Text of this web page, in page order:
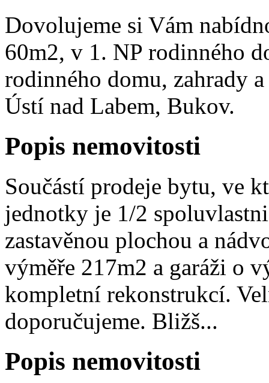
Dovolujeme si Vám
60m2, v 1. NP rodinného
rodinného domu, zahrady
Ústí nad Labem, Bukov.
Popis nemovitosti
Součástí prodeje bytu, ve
jednotky je 1/2
zastavěnou plochou a
výměře 217m2 a garáži o
kompletní rekonstrukcí.
doporučujeme. Bližš...
Popis nemovitosti